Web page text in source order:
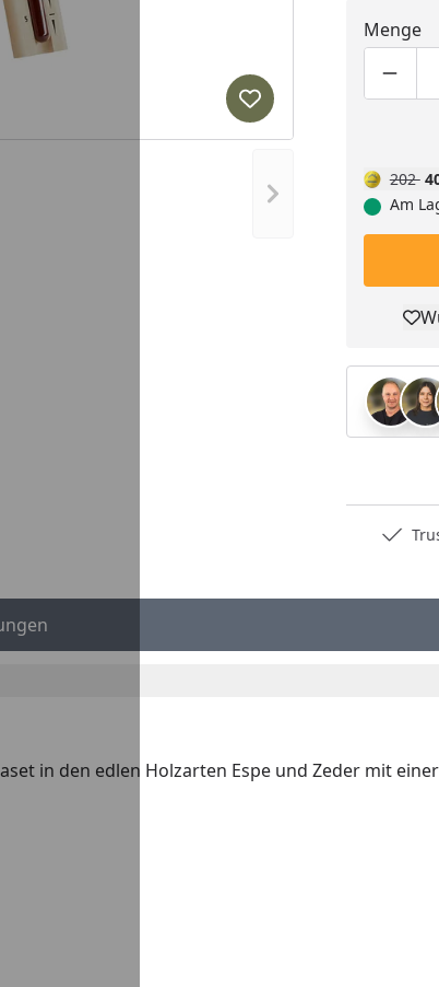
Nächstes Bild
Produkt zur
Menge
202
Am
in den edlen Holzarten Espe und Zeder mit